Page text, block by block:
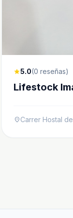
star5.0(0 reseñas)
Lifestock
location_onCarrer Hostal